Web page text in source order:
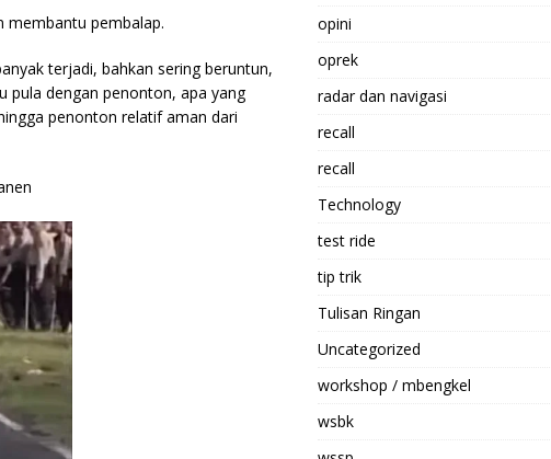
membantu pembalap.
terjadi, bahkan sering beruntun,
pula dengan penonton, apa yang
penonton relatif aman dari
opini
oprek
radar dan navigasi
recall
recall
Technology
test ride
tip trik
Tulisan Ringan
Uncategorized
workshop / mbengkel
wsbk